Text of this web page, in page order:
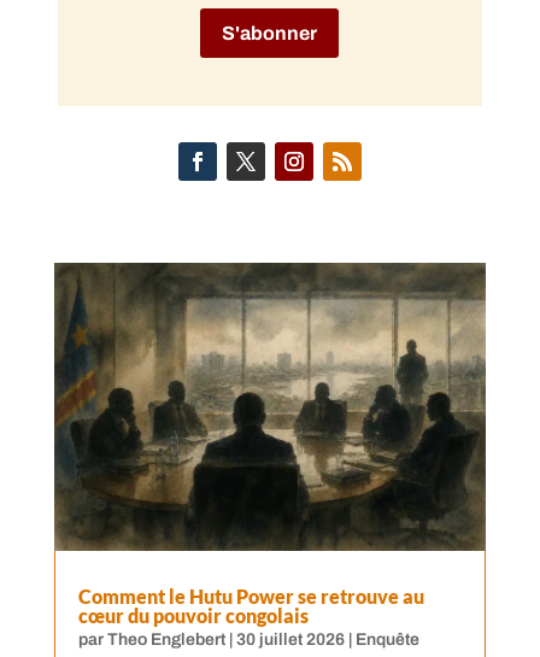
S'abonner
Comment le Hutu Power se retrouve au
cœur du pouvoir congolais
par Theo Englebert| 30 juillet 2026| Enquête